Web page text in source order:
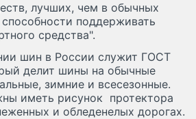
лучших, чем в обычных
поддерживать
средства".
шин в России служит ГОСТ
делит шины на обычные
зимние и всесезонные.
иметь рисунок протектора
и обледенелых дорогах.